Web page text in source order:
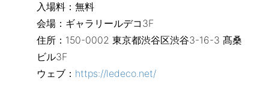
入場料：無料
会場：ギャラリールデコ3F
住所：150-0002 東京都渋谷区渋谷3-16-3 髙桑
ビル3F
ウェブ： https://ledeco.net/